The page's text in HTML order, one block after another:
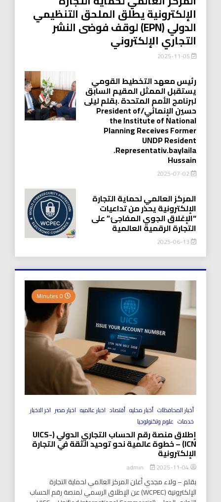
الإلكترونية يطلق الملحق التنظيمي
الدولي (EPN) لوقف فوضى النشر
التجاري الإلكتروني
رئيس معهد التخطيط القومي
يستقبل الممثل المقيم السابق
لبرنامج الأمم المتحدة .بقلم ليلى
حسين الإنمائي/President of
the Institute of National
Planning Receives Former
UNDP Resident
.Representativ.baylaila
Hussain
2025-07-02
المركز العالمي لحماية التجارة
الإلكترونية يحذر من تداعيات
“الإغلاق الجوي المفاجئ” على
التجارة الرقمية العالمية
2025-06-13
أخبار المحافظات أخبار محليه أقتصاد اخبار عالميه اخبار مصر اخر الاخبار
خدمات علوم وتكنولوجيا
إطلاق منصة رقم الحساب التجاري الدولي (UICS-
ICN) – خطوة عالمية نحو توحيد الثقة في التجارة
الإلكترونية
2025-11-04
بقلم – ولاء مجدي أعلن المركز العالمي لحماية التجارة
الإلكترونية (WCPEC) عن الإطلاق الرسمي لمنصة رقم الحساب